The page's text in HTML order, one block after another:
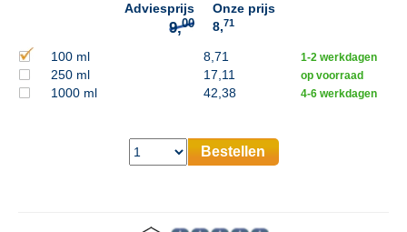
Adviesprijs
Onze prijs
8,71
100 ml 8,71 1-2 werkdagen
250 ml 17,11 op voorraad
1000 ml 42,38 4-6 werkdagen
Bestellen